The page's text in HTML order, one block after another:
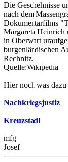
Die Geschehnisse
nach dem
Dokumentarfilms
Margareta Heinrich
in Oberwart
burgenländischen
Rechnitz.
Quelle:Wikipedia
Hier noch was dazu
Nachkriegsjustiz
Kreuzstadl
mfg
Josef